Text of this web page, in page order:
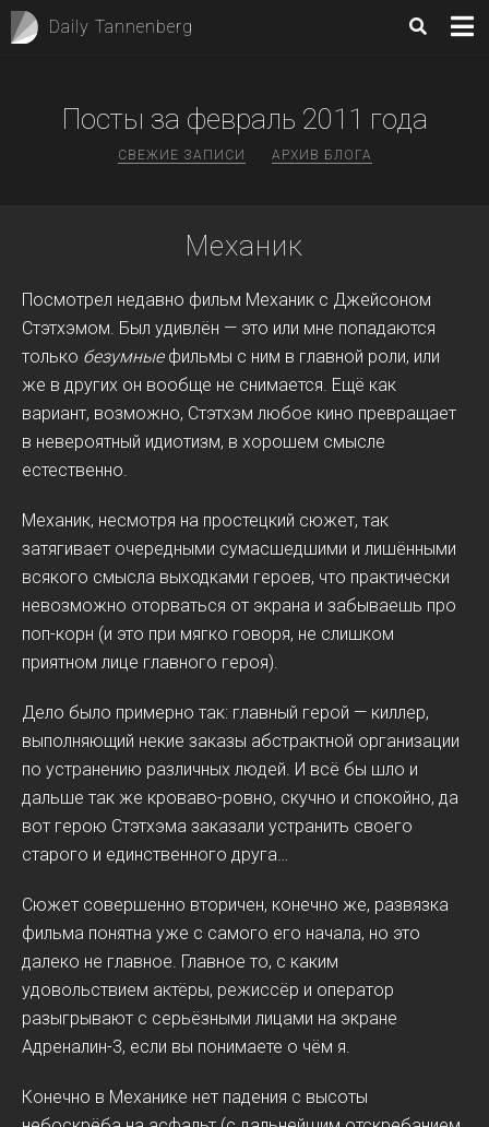
Daily Tannenberg
Посты за февраль 2011 года
СВЕЖИЕ ЗАПИСИ АРХИВ БЛОГА
Механик
Посмотрел недавно фильм Механик с Джейсоном
Стэтхэмом. Был удивлён — это или мне попадаются
только безумныефильмы с ним в главной роли, или
же в других он вообще не снимается. Ещё как
вариант, возможно, Стэтхэм любое кино превращает
в невероятный идиотизм, в хорошем смысле
естественно.
Механик, несмотря на простецкий сюжет, так
затягивает очередными сумасшедшими и лишёнными
всякого смысла выходками героев, что практически
невозможно оторваться от экрана и забываешь про
поп-корн (и это при мягко говоря, не слишком
приятном лице главного героя).
Дело было примерно так: главный герой — киллер,
выполняющий некие заказы абстрактной организации
по устранению различных людей. И всё бы шло и
дальше так же кроваво-ровно, скучно и спокойно, да
вот герою Стэтхэма заказали устранить своего
старого и единственного друга…
Сюжет совершенно вторичен, конечно же, развязка
фильма понятна уже с самого его начала, но это
далеко не главное. Главное то, с каким
удовольствием актёры, режиссёр и оператор
разыгрывают с серьёзными лицами на экране
Адреналин-3, если вы понимаете о чём я.
Конечно в Механике нет падения с высоты